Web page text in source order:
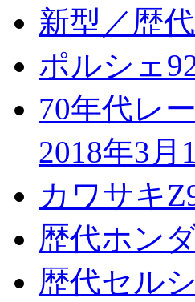
新型／歴
ポルシェ
70年代レ
2018年3月
カワサキ
歴代ホン
歴代セル